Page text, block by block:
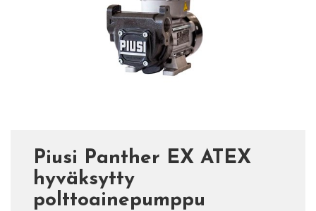
Piusi Panther EX ATEX
hyväksytty
polttoainepumppu